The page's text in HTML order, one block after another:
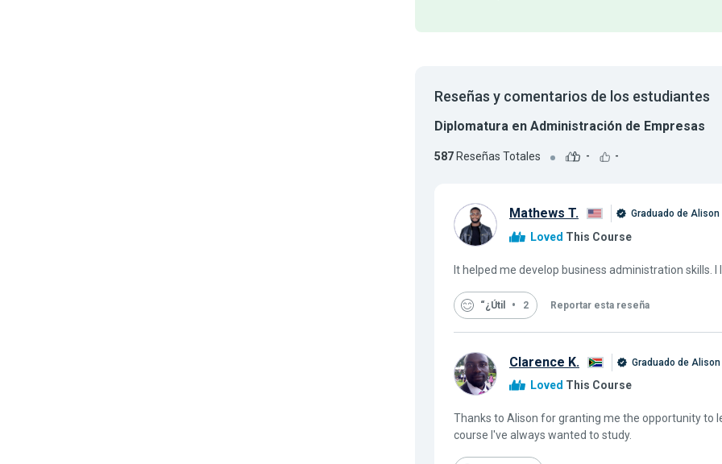
Reseñas y comentarios de los estudiantes
Diplomatura en Administración de Empresas
587Reseñas Totales - -
Mathews T. Graduado de Alison
Loved This Course
It helped me develop business administration skills. I
“¿Útil 2 Reportar esta reseña
Clarence K. Graduado de Alison
Loved This Course
Thanks to Alison for granting me the opportunity to
course I've always wanted to study.